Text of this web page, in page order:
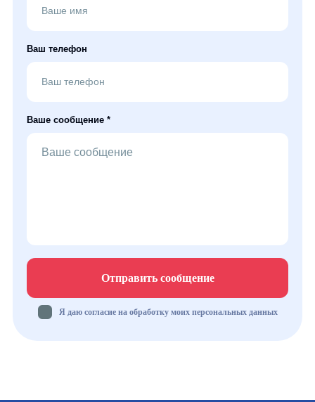
Ваш телефон
Ваше сообщение *
Отправить сообщение
Я даю согласие на обработку моих персональных данных